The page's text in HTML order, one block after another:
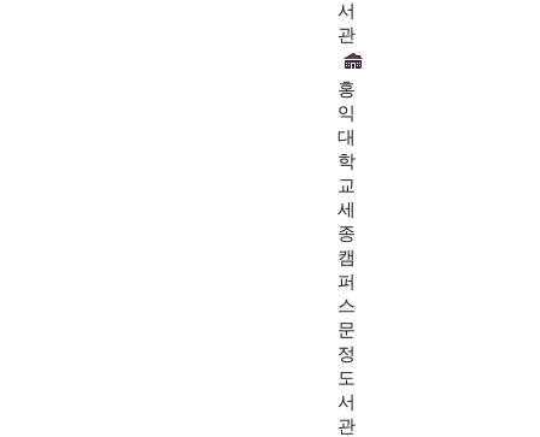
서
관
홍
익
대
학
교
세
종
캠
퍼
스
문
정
도
서
관